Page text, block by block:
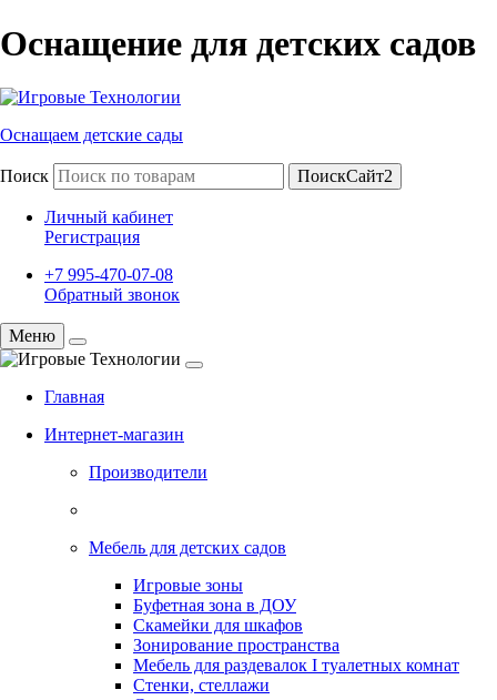
Оснащение для детских садов
Оснащаем детские сады
Поиск ПоискСайт2
Личный кабинет
Регистрация
+7 995-470-07-08
Обратный звонок
Меню
Главная
Интернет-магазин
Производители
Мебель для детских садов
Игровые зоны
Буфетная зона в ДОУ
Скамейки для шкафов
Зонирование пространства
Мебель для раздевалок I туалетных комнат
Стенки, стеллажи